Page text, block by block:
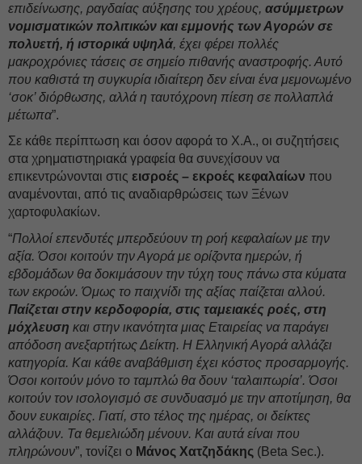
επιδείνωσης, ραγδαίας αύξησης του χρέους, ασύμμετρων
νομισματικών πολιτικών και εμμονής των Αγορών σε
πολυετή, ή ιστορικά υψηλά, έχει φέρει πολλές
μακροχρόνιες τάσεις σε σημείο πιθανής αναστροφής. Αυτό
που καθιστά τη συγκυρία ιδιαίτερη δεν είναι ένα μεμονωμένο
‘σοκ’ διόρθωσης, αλλά η ταυτόχρονη πίεση σε πολλαπλά
μέτωπα”.
Σε κάθε περίπτωση και όσον αφορά το Χ.Α., οι συζητήσεις
στα χρηματιστηριακά γραφεία θα συνεχίσουν να
επικεντρώνονται στις εισροές – εκροές κεφαλαίων που
αναμένονται, από τις αναδιαρθρώσεις των Ξένων
χαρτοφυλακίων.
“Πολλοί επενδυτές μπερδεύουν τη ροή κεφαλαίων με την
αξία. Όσοι κοιτούν την Αγορά με ορίζοντα ημερών, ή
εβδομάδων θα δοκιμάσουν την τύχη τους πάνω στα κύματα
των εκροών. Όμως το παιχνίδι της αξίας παίζεται αλλού.
Παίζεται στην κερδοφορία, στις ταμειακές ροές, στη
μόχλευση και στην ικανότητα μιας Εταιρείας να παράγει
απόδοση ανεξαρτήτως Δείκτη. Η Ελληνική Αγορά αλλάζει
κατηγορία. Και κάθε αναβάθμιση έχει κόστος προσαρμογής.
Όσοι κοιτούν μόνο το ταμπλώ θα δουν ‘ταλαιπωρία’. Όσοι
κοιτούν τον ισολογισμό σε συνδυασμό με την αποτίμηση, θα
δουν ευκαιρίες. Γιατί, στο τέλος της ημέρας, οι δείκτες
αλλάζουν. Τα θεμελιώδη μένουν. Και αυτά είναι που
πληρώνουν”, τονίζει ο Μάνος Χατζηδάκης (Beta Sec.).